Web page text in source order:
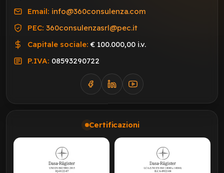
Email: info@360consulenza.com
PEC: 360consulenzasrl@pec.it
Capitale sociale: € 100.000,00 i.v.
P.IVA: 08593290722
Certificazioni